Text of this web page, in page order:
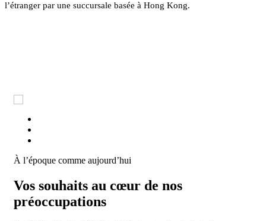
l’étranger par une succursale basée à Hong Kong.
À l’époque comme aujourd’hui
Vos souhaits au cœur de nos
préoccupations